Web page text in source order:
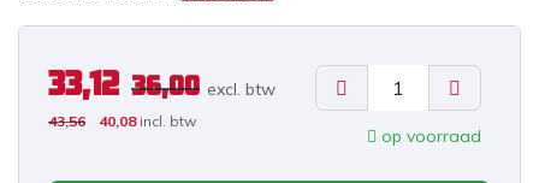
33,12 36,00 excl. btw
43,56 40,08 incl. btw
op voorraad